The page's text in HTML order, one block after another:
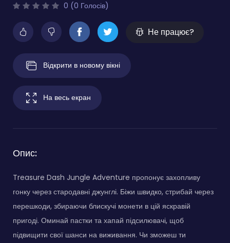
0 (0 Голосів)
Не працює?
Відкрити в новому вікні
На весь екран
Опис:
Treasure Dash Jungle Adventure пропонує захопливу
гонку через стародавні джунглі. Біжи швидко, стрибай через
перешкоди, збираючи блискучі монети в цій яскравій
пригоді. Оминай пастки та хапай підсилювачі, щоб
підвищити свої шанси на виживання. Чи зможеш ти